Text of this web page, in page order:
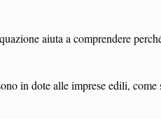
aiuta a comprendere
in dote alle imprese edili, come